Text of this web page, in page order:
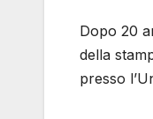
Dopo 20
della
presso